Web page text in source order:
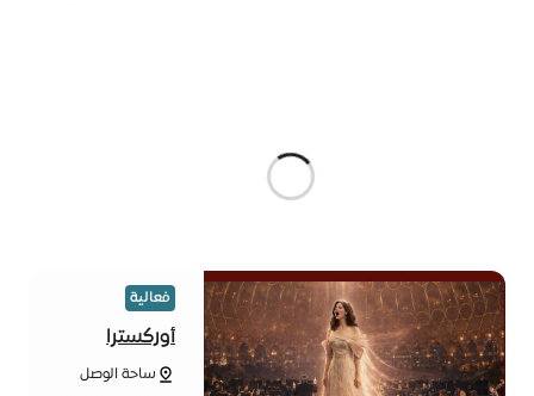
فعالية
أوركسترا
فردوس تقدم
أوبرا في ساحة
ساحة الوصل